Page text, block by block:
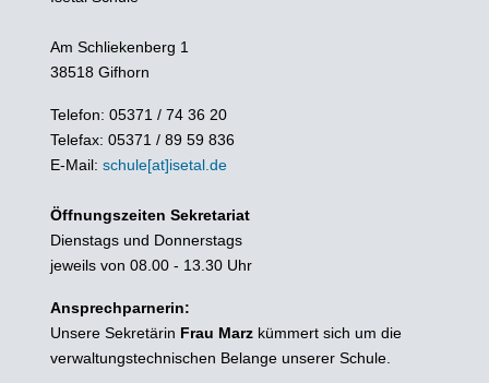
Am Schliekenberg 1
38518 Gifhorn
Telefon: 05371 / 74 36 20
Telefax: 05371 / 89 59 836
E-Mail:schule[at]isetal.de
Öffnungszeiten Sekretariat
Dienstags und Donnerstags
jeweils von 08.00 - 13.30 Uhr
Ansprechparnerin:
Unsere Sekretärin Frau Marz kümmert sich um die
verwaltungstechnischen Belange unserer Schule.